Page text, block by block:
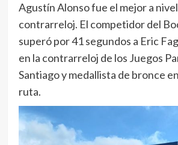
Agustín Alonso fue el mejor a
contrarreloj. El competidor del
superó por 41 segundos a Eric
en la contrarreloj de los Juegos
Santiago y medallista de bronce
ruta.